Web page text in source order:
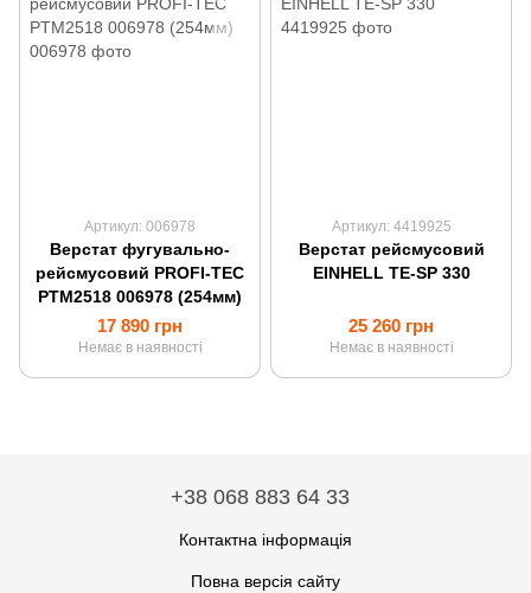
Артикул: 006978
Верстат фугувально-
рейсмусовий PROFI-TEC
PTM2518 006978 (254мм)
17 890 грн
Немає в наявності
Артикул: 4419925
Верстат рейсмусовий
EINHELL TE-SP 330
25 260 грн
Немає в наявності
+38 068 883 64 33
Контактна інформація
Повна версія сайту